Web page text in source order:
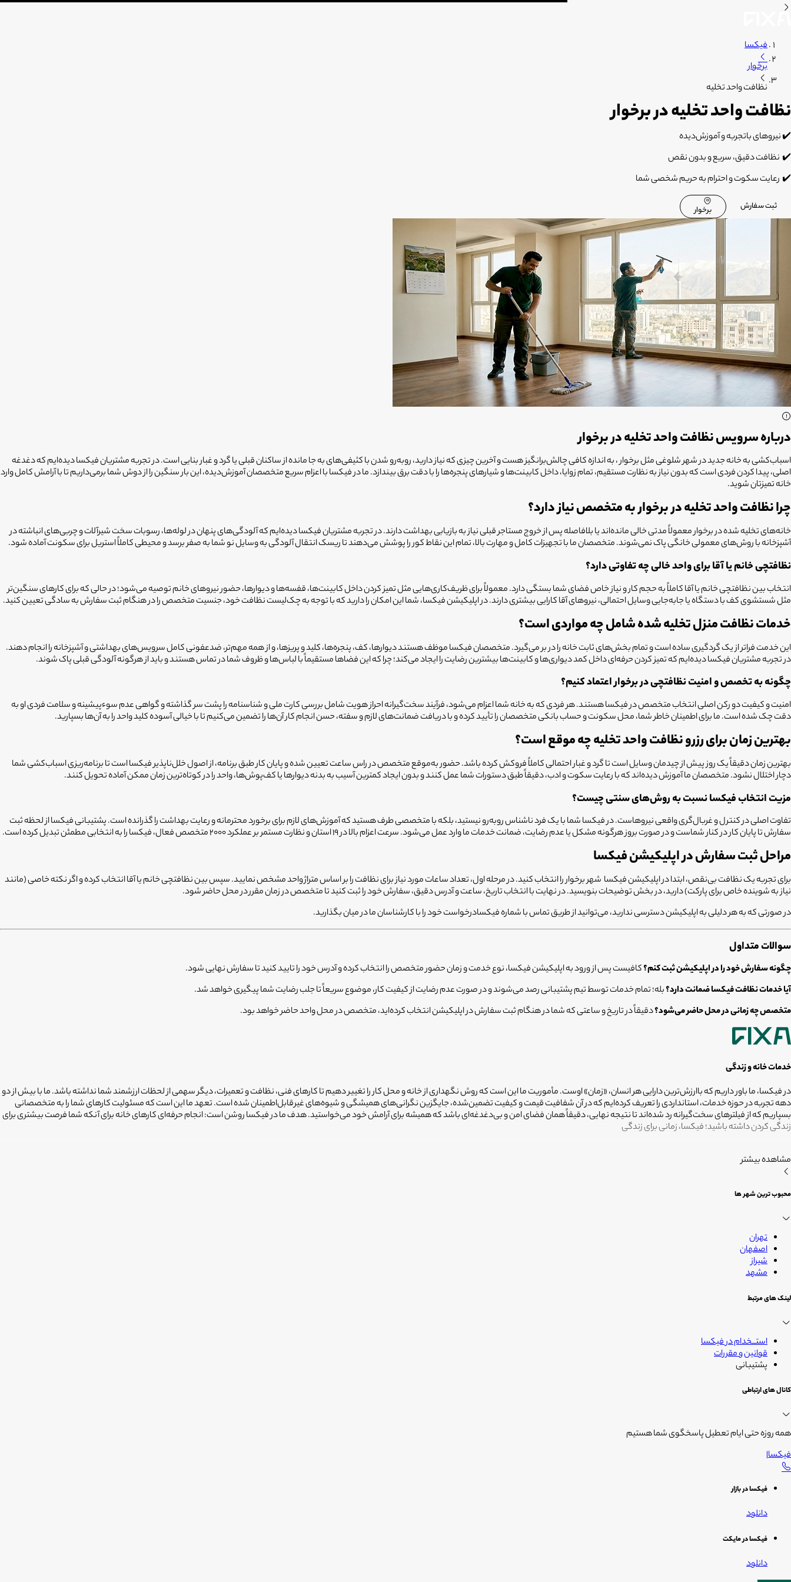
فیکسا
برخوار
نظافت واحد تخلیه
نظافت واحد تخلیه در برخوار
✔️نیروهای باتجربه و آموزش‌دیده
✔️ نظافت دقیق، سریع و بدون نقص
✔️ رعایت سکوت و احترام به حریم شخصی شما
ثبت سفارش برخوار
درباره سرویس نظافت واحد تخلیه در برخوار
اسباب‌کشی به خانه جدید در شهر شلوغی مثل برخوار ، به اندازه کافی چالش‌برانگیز هست و آخرین چیزی که نیاز دارید، روبه‌رو شدن با کثیفی‌های به جا مانده از ساکنان قبلی یا گرد و غبار بنایی است. در تجربه مشتریان فیکسا دیده‌ایم که دغدغه
اصلی، پیدا کردن فردی است که بدون نیاز به نظارت مستقیم، تمام زوایا، داخل کابینت‌ها و شیارهای پنجره‌ها را با دقت برق بیندازد. ما در فیکسا با اعزام سریع متخصصان آموزش‌دیده، این بار سنگین را از دوش شما برمی‌داریم تا با آرامش کامل وارد
خانه تمیزتان شوید.
چرا نظافت واحد تخلیه در برخوار به متخصص نیاز دارد؟
خانه‌های تخلیه شده در برخوار معمولاً مدتی خالی مانده‌اند یا بلافاصله پس از خروج مستاجر قبلی نیاز به بازیابی بهداشت دارند. در تجربه مشتریان فیکسا دیده‌ایم که آلودگی‌های پنهان در لوله‌ها، رسوبات سخت شیرآلات و چربی‌های انباشته در
آشپزخانه با روش‌های معمولی خانگی پاک نمی‌شوند. متخصصان ما با تجهیزات کامل و مهارت بالا، تمام این نقاط کور را پوشش می‌دهند تا ریسک انتقال آلودگی به وسایل نو شما به صفر برسد و محیطی کاملاً استریل برای سکونت آماده شود.
نظافتچی خانم یا آقا برای واحد خالی چه تفاوتی دارد؟
انتخاب بین نظافتچی خانم یا آقا کاملاً به حجم کار و نیاز خاص فضای شما بستگی دارد. معمولاً برای ظریف‌کاری‌هایی مثل تمیز کردن داخل کابینت‌ها، قفسه‌ها و دیوارها، حضور نیروهای خانم توصیه می‌شود؛ در حالی که برای کارهای سنگین‌تر
مثل شستشوی کف با دستگاه یا جابه‌جایی وسایل احتمالی، نیروهای آقا کارایی بیشتری دارند. در اپلیکیشن فیکسا، شما این امکان را دارید که با توجه به چک‌لیست نظافت خود، جنسیت متخصص را در هنگام ثبت سفارش به سادگی تعیین کنید.
خدمات نظافت منزل تخلیه شده شامل چه مواردی است؟
این خدمت فراتر از یک گردگیری ساده است و تمام بخش‌های ثابت خانه را در بر می‌گیرد. متخصصان فیکسا موظف هستند دیوارها، کف، پنجره‌ها، کلید و پریزها، و از همه مهم‌تر، ضدعفونی کامل سرویس‌های بهداشتی و آشپزخانه را انجام دهند.
در تجربه مشتریان فیکسا دیده‌ایم که تمیز کردن حرفه‌ای داخل کمد دیواری‌ها و کابینت‌ها بیشترین رضایت را ایجاد می‌کند؛ چرا که این فضاها مستقیماً با لباس‌ها و ظروف شما در تماس هستند و باید از هرگونه آلودگی قبلی پاک شوند.
چگونه به تخصص و امنیت نظافتچی در برخوار اعتماد کنیم؟
امنیت و کیفیت دو رکن اصلی انتخاب متخصص در فیکسا هستند. هر فردی که به خانه شما اعزام می‌شود، فرآیند سخت‌گیرانه احراز هویت شامل بررسی کارت ملی و شناسنامه را پشت سر گذاشته و گواهی عدم سوءپیشینه و سلامت فردی او به
دقت چک شده است. ما برای اطمینان خاطر شما، محل سکونت و حساب بانکی متخصصان را تأیید کرده و با دریافت ضمانت‌های لازم و سفته، حسن انجام کار آن‌ها را تضمین می‌کنیم تا با خیالی آسوده کلید واحد را به آن‌ها بسپارید.
بهترین زمان برای رزرو نظافت واحد تخلیه چه موقع است؟
بهترین زمان دقیقاً یک روز پیش از چیدمان وسایل است تا گرد و غبار احتمالی کاملاً فروکش کرده باشد. حضور به‌موقع متخصص در راس ساعت تعیین شده و پایان کار طبق برنامه، از اصول خلل‌ناپذیر فیکسا است تا برنامه‌ریزی اسباب‌کشی شما
دچار اختلال نشود. متخصصان ما آموزش دیده‌اند که با رعایت سکوت و ادب، دقیقاً طبق دستورات شما عمل کنند و بدون ایجاد کمترین آسیب به بدنه دیوارها یا کف‌پوش‌ها، واحد را در کوتاه‌ترین زمان ممکن آماده تحویل کنند.
مزیت انتخاب فیکسا نسبت به روش‌های سنتی چیست؟
تفاوت اصلی در کنترل و غربال‌گری واقعی نیروهاست. در فیکسا شما با یک فرد ناشناس روبه‌رو نیستید، بلکه با متخصصی طرف هستید که آموزش‌های لازم برای برخورد محترمانه و رعایت بهداشت را گذرانده است. پشتیبانی فیکسا از لحظه ثبت
سفارش تا پایان کار در کنار شماست و در صورت بروز هرگونه مشکل یا عدم رضایت، ضمانت خدمات ما وارد عمل می‌شود. سرعت اعزام بالا در ۱۹ استان و نظارت مستمر بر عملکرد ۲۰۰۰ متخصص فعال، فیکسا را به انتخابی مطمئن تبدیل کرده است.
مراحل ثبت سفارش در اپلیکیشن فیکسا
برای تجربه یک نظافت بی‌نقص، ابتدا در اپلیکیشن فیکسا شهر برخوار را انتخاب کنید. در مرحله اول، تعداد ساعات مورد نیاز برای نظافت را بر اساس متراژ واحد مشخص نمایید. سپس بین نظافتچی خانم یا آقا انتخاب کرده و اگر نکته خاصی (مانند
نیاز به شوینده خاص برای پارکت) دارید، در بخش توضیحات بنویسید. در نهایت با انتخاب تاریخ، ساعت و آدرس دقیق، سفارش خود را ثبت کنید تا متخصص در زمان مقرر در محل حاضر شود.
در صورتی که به هر دلیلی به اپلیکیشن دسترسی ندارید، می‌توانید از طریق تماس با شماره فیکسادرخواست خود را با کارشناسان ما در میان بگذارید.
سوالات متداول
چگونه سفارش خود را در اپلیکیشن ثبت کنم؟کافیست پس از ورود به اپلیکیشن فیکسا، نوع خدمت و زمان حضور متخصص را انتخاب کرده و آدرس خود را تایید کنید تا سفارش نهایی شود.
آیا خدمات نظافت فیکسا ضمانت دارد؟بله؛ تمام خدمات توسط تیم پشتیبانی رصد می‌شوند و در صورت عدم رضایت از کیفیت کار، موضوع سریعاً تا جلب رضایت شما پیگیری خواهد شد.
متخصص چه زمانی در محل حاضر می‌شود؟دقیقاً در تاریخ و ساعتی که شما در هنگام ثبت سفارش در اپلیکیشن انتخاب کرده‌اید، متخصص در محل واحد حاضر خواهد بود.
خدمات خانه و زندگی
در فیکسا، ما باور داریم که باارزش‌ترین دارایی هر انسان، «زمان» اوست. مأموریت ما این است که روش نگهداری از خانه و محل کار را تغییر دهیم تا کارهای فنی، نظافت و تعمیرات، دیگر سهمی از لحظات ارزشمند شما نداشته باشد. ما با بیش از دو
دهه تجربه در حوزه خدمات، استانداردی را تعریف کرده‌ایم که در آن شفافیت قیمت و کیفیت تضمین‌شده، جایگزین نگرانی‌های همیشگی و شیوه‌های غیرقابل‌اطمینان شده است. تعهد ما این است که مسئولیت کارهای شما را به متخصصانی
بسپاریم که از فیلترهای سخت‌گیرانه رد شده‌اند تا نتیجه نهایی، دقیقاً همان فضای امن و بی‌دغدغه‌ای باشد که همیشه برای آرامش خود می‌خواستید. هدف ما در فیکسا روشن است: انجام حرفه‌ای کارهای خانه برای آنکه شما فرصت بیشتری برای
زندگی کردن داشته باشید؛ فیکسا، زمانی برای زندگی
مشاهده بیشتر
محبوب ترین شهر ها
تهران
اصفهان
شیراز
مشهد
لینک های مرتبط
استــخدام در فیکسا
قوانین و مقررات
پشتیبانی
کانال های ارتباطی
همه روزه حتی ایام تعطیل پاسخگوی شما هستیم
فیکسا|
فیکسا در بازار
دانلود
فیکسا در مایکت
دانلود